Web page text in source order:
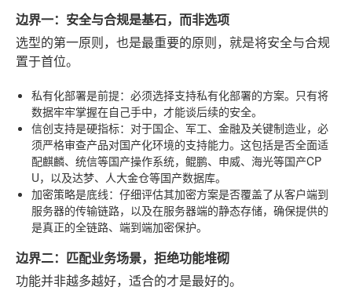
边界一：安全与合规是基石，而非选项
选型的第一原则，也是最重要的原则，就是将安全与合规
置于首位。
私有化部署是前提：必须选择支持私有化部署的方案。只有将
数据牢牢掌握在自己手中，才能谈后续的安全。
信创支持是硬指标：对于国企、军工、金融及关键制造业，必
须严格审查产品对国产化环境的支持能力。这包括是否全面适
配麒麟、统信等国产操作系统，鲲鹏、申威、海光等国产CP
U，以及达梦、人大金仓等国产数据库。
加密策略是底线：仔细评估其加密方案是否覆盖了从客户端到
服务器的传输链路，以及在服务器端的静态存储，确保提供的
是真正的全链路、端到端加密保护。
边界二：匹配业务场景，拒绝功能堆砌
功能并非越多越好，适合的才是最好的。